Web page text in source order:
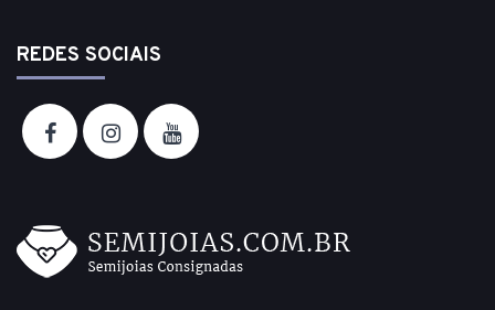
REDES SOCIAIS